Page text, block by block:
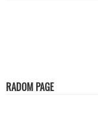
RADOM PAGE